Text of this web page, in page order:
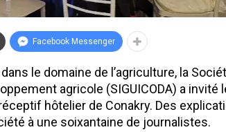
Facebook Messenger
le domaine de l’agriculture, la
agricole (SIGUICODA) a invité
hôtelier de Conakry. Des
à une soixantaine de journalistes.